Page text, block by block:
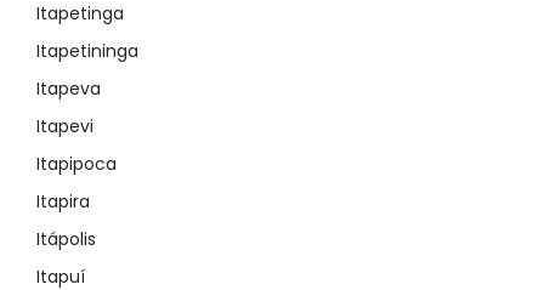
Itapetinga
Itapetininga
Itapeva
Itapevi
Itapipoca
Itapira
Itápolis
Itapuí